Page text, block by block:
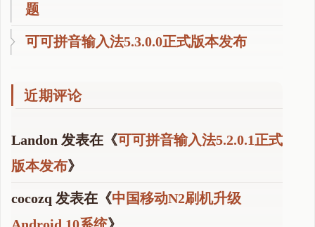
题
可可拼音输入法5.3.0.0正式版本发布
近期评论
Landon 发表在《可可拼音输入法5.2.0.1正式
版本发布》
cocozq 发表在《中国移动N2刷机升级
Android 10系统》